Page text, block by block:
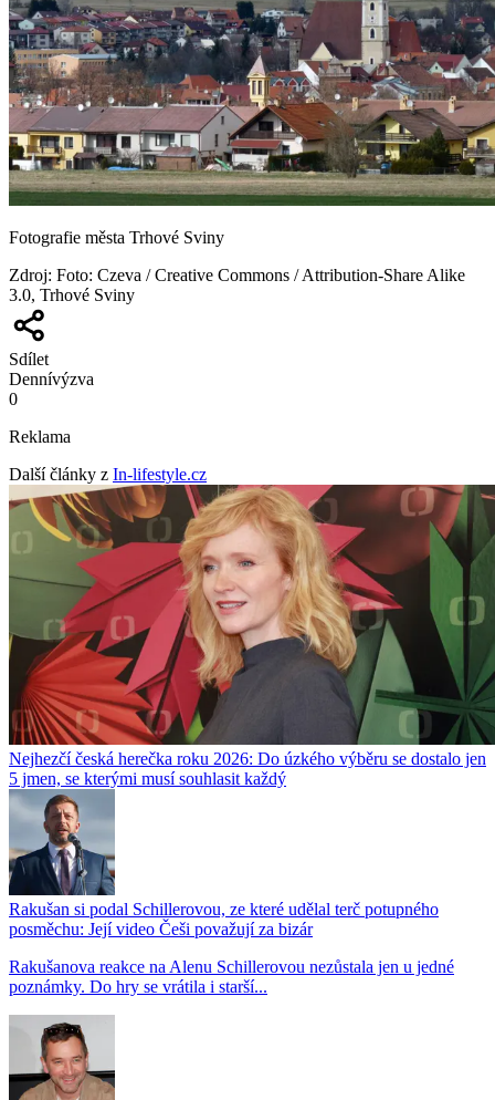
Fotografie města Trhové Sviny
Zdroj: Foto: Czeva / Creative Commons / Attribution-Share Alike
3.0, Trhové Sviny
Sdílet
Dennívýzva
0
Reklama
Další články z In-lifestyle.cz
Nejhezčí česká herečka roku 2026: Do úzkého výběru se dostalo jen
5 jmen, se kterými musí souhlasit každý
Rakušan si podal Schillerovou, ze které udělal terč potupného
posměchu: Její video Češi považují za bizár
Rakušanova reakce na Alenu Schillerovou nezůstala jen u jedné
poznámky. Do hry se vrátila i starší...